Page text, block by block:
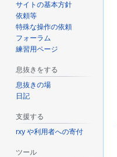
サイトの基本方針
依頼等
特殊な操作の依頼
フォーラム
練習用ページ
息抜きをする
息抜きの場
日記
支援する
rxy や利用者への寄付
ツール